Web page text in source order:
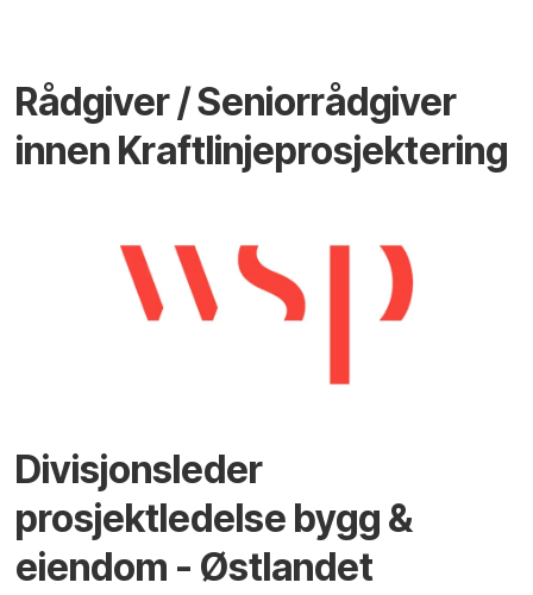
Rådgiver / Seniorrådgiver
innen Kraftlinjeprosjektering
Divisjonsleder
prosjektledelse bygg &
eiendom - Østlandet